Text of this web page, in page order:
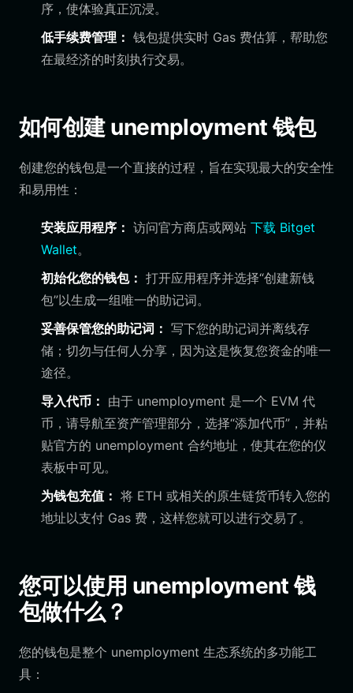
序，使体验真正沉浸。
低手续费管理： 钱包提供实时 Gas 费估算，帮助您
在最经济的时刻执行交易。
如何创建 unemployment 钱包
创建您的钱包是一个直接的过程，旨在实现最大的安全性
和易用性：
安装应用程序： 访问官方商店或网站 下载 Bitget
Wallet。
初始化您的钱包： 打开应用程序并选择“创建新钱
包”以生成一组唯一的助记词。
妥善保管您的助记词： 写下您的助记词并离线存
储；切勿与任何人分享，因为这是恢复您资金的唯一
途径。
导入代币： 由于 unemployment 是一个 EVM 代
币，请导航至资产管理部分，选择“添加代币”，并粘
贴官方的 unemployment 合约地址，使其在您的仪
表板中可见。
为钱包充值： 将 ETH 或相关的原生链货币转入您的
地址以支付 Gas 费，这样您就可以进行交易了。
您可以使用 unemployment 钱
包做什么？
您的钱包是整个 unemployment 生态系统的多功能工
具：